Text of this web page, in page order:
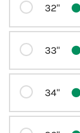
32"
33"
34"